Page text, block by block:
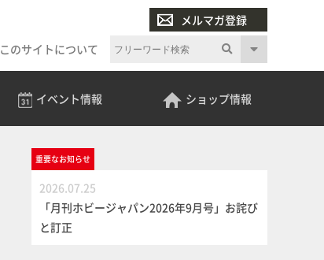
メルマガ登録
このサイトについて
イベント情報 ショップ情報
重要なお知らせ
2026.07.25
「月刊ホビージャパン2026年9月号」お詫び
と訂正